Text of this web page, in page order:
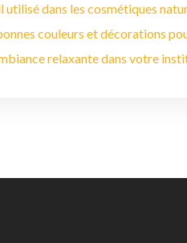
dans les cosmétiques
couleurs et décorations
relaxante dans votre